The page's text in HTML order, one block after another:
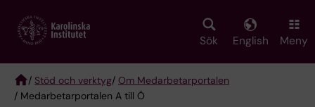
main
Sök English Meny
Breadcrumb
/ Stöd och verktyg/ Om Medarbetarportalen
/ Medarbetarportalen A till Ö